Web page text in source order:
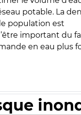
potable. La
population est
important du
en eau plus